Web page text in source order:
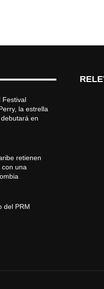
Festival
la estrella
en
retienen
con una
del PRM